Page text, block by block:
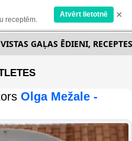
receptēm.
Atvērt lietotnē ×
GAĻAS ĒDIENI, RECEPTES
Olga Mežale -